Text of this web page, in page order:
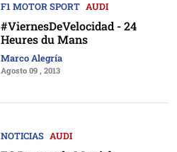
F1 MOTOR SPORT AUDI
#ViernesDeVelocidad - 24
Heures du Mans
Marco Alegría
Agosto 09 , 2013
NOTICIAS AUDI